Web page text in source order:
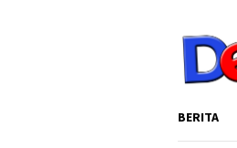
BERITA